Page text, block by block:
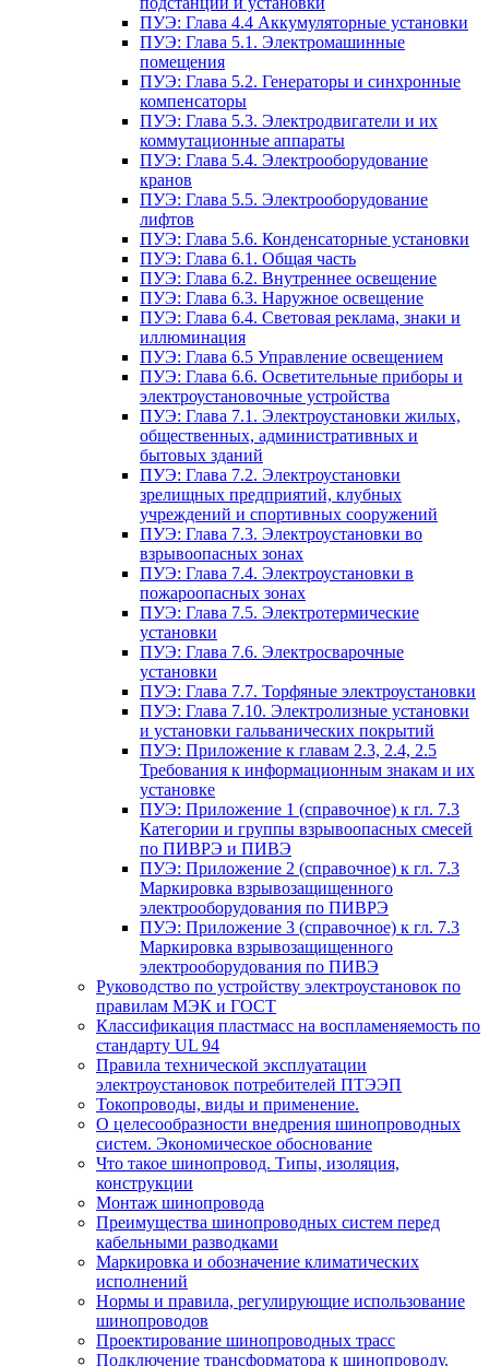
ПУЭ: Глава 4.4 Аккумуляторные установки
ПУЭ: Глава 5.1. Электромашинные
помещения
ПУЭ: Глава 5.2. Генераторы и синхронные
компенсаторы
ПУЭ: Глава 5.3. Электродвигатели и их
коммутационные аппараты
ПУЭ: Глава 5.4. Электрооборудование
кранов
ПУЭ: Глава 5.5. Электрооборудование
лифтов
ПУЭ: Глава 5.6. Конденсаторные установки
ПУЭ: Глава 6.1. Общая часть
ПУЭ: Глава 6.2. Внутреннее освещение
ПУЭ: Глава 6.3. Наружное освещение
ПУЭ: Глава 6.4. Световая реклама, знаки и
иллюминация
ПУЭ: Глава 6.5 Управление освещением
ПУЭ: Глава 6.6. Осветительные приборы и
электроустановочные устройства
ПУЭ: Глава 7.1. Электроустановки жилых,
общественных, административных и
бытовых зданий
ПУЭ: Глава 7.2. Электроустановки
зрелищных предприятий, клубных
учреждений и спортивных сооружений
ПУЭ: Глава 7.3. Электроустановки во
взрывоопасных зонах
ПУЭ: Глава 7.4. Электроустановки в
пожароопасных зонах
ПУЭ: Глава 7.5. Электротермические
установки
ПУЭ: Глава 7.6. Электросварочные
установки
ПУЭ: Глава 7.7. Торфяные электроустановки
ПУЭ: Глава 7.10. Электролизные установки
и установки гальванических покрытий
ПУЭ: Приложение к главам 2.3, 2.4, 2.5
Требования к информационным знакам и их
установке
ПУЭ: Приложение 1 (справочное) к гл. 7.3
Категории и группы взрывоопасных смесей
по ПИВРЭ и ПИВЭ
ПУЭ: Приложение 2 (справочное) к гл. 7.3
Маркировка взрывозащищенного
электрооборудования по ПИВРЭ
ПУЭ: Приложение 3 (справочное) к гл. 7.3
Маркировка взрывозащищенного
электрооборудования по ПИВЭ
Руководство по устройству электроустановок по
правилам МЭК и ГОСТ
Классификация пластмасс на воспламеняемость по
стандарту UL 94
Правила технической эксплуатации
электроустановок потребителей ПТЭЭП
Токопроводы, виды и применение.
О целесообразности внедрения шинопроводных
систем. Экономическое обоснование
Что такое шинопровод. Типы, изоляция,
конструкции
Монтаж шинопровода
Преимущества шинопроводных систем перед
кабельными разводками
Маркировка и обозначение климатических
исполнений
Нормы и правила, регулирующие использование
шинопроводов
Проектирование шинопроводных трасс
Подключение трансформатора к шинопроводу.